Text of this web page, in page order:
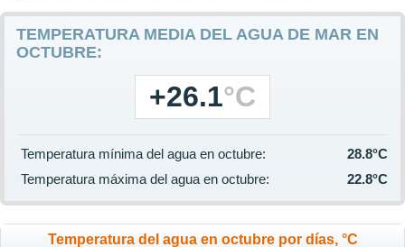
TEMPERATURA MEDIA DEL AGUA DE MAR EN
OCTUBRE:
+26.1°C
Temperatura mínima del agua en octubre:
28.8°C
Temperatura máxima del agua en octubre:
22.8°C
Temperatura del agua en octubre por días, °C